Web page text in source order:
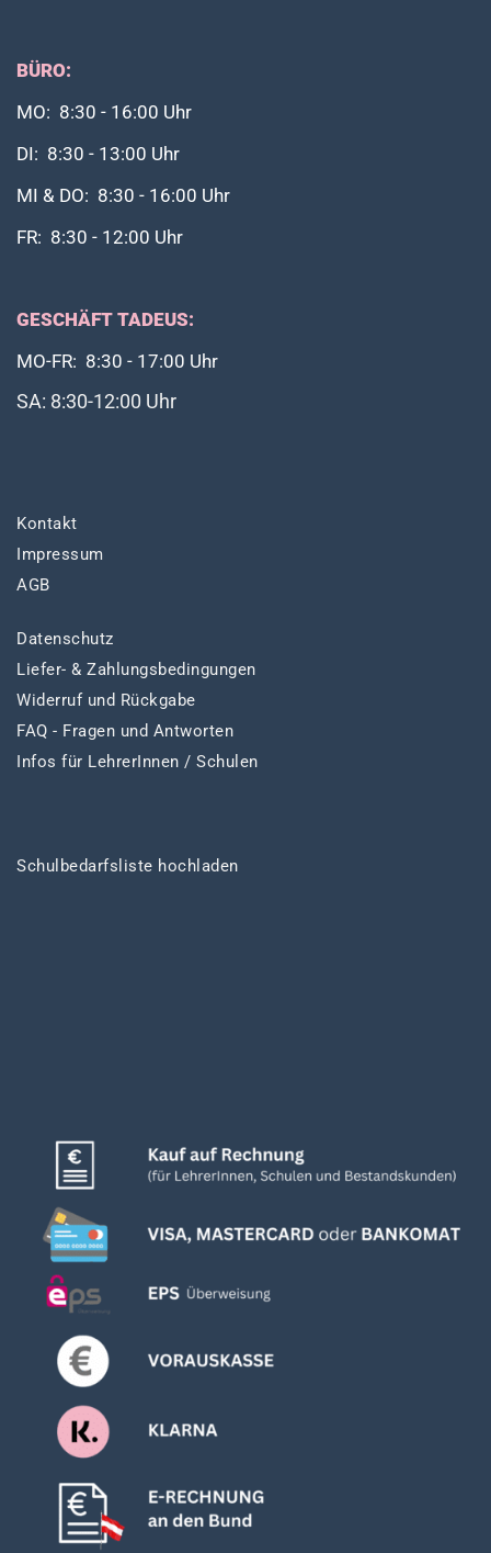
BÜRO:
MO: 8:30 - 16:00 Uhr
DI: 8:30 - 13:00 Uhr
MI & DO: 8:30 - 16:00 Uhr
FR: 8:30 - 12:00 Uhr
GESCHÄFT TADEUS:
MO-FR: 8:30 - 17:00 Uhr
SA: 8:30-12:00 Uhr
Kontakt
Impressum
AGB
Datenschutz
Liefer- & Zahlungsbedingungen
Widerruf und Rückgabe
FAQ - Fragen und Antworten
Infos für LehrerInnen / Schulen
Schulbedarfsliste hochladen